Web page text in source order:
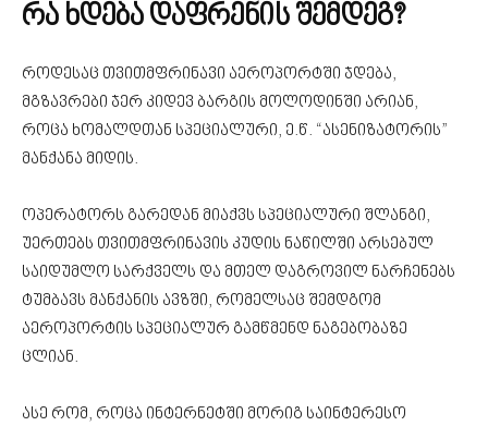
რა ხდება დაფრენის შემდეგ?
როდესაც თვითმფრინავი აეროპორტში ჯდება,
მგზავრები ჯერ კიდევ ბარგის მოლოდინში არიან,
როცა ხომალდთან სპეციალური, ე.წ. “ასენიზატორის”
მანქანა მიდის.
ოპერატორს გარედან მიაქვს სპეციალური შლანგი,
უერთებს თვითმფრინავის კუდის ნაწილში არსებულ
საიდუმლო სარქველს და მთელ დაგროვილ ნარჩენებს
ტუმბავს მანქანის ავზში, რომელსაც შემდგომ
აეროპორტის სპეციალურ გამწმენდ ნაგებობაზე
ცლიან.
ასე რომ, როცა ინტერნეტში მორიგ საინტერესო